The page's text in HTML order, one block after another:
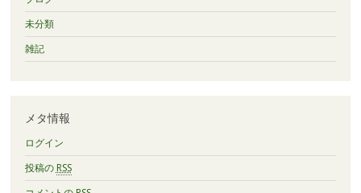
未分類
雑記
メタ情報
ログイン
投稿の RSS